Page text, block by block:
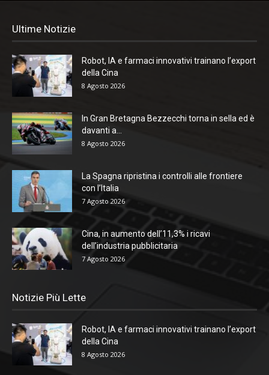
Ultime Notizie
Robot, IA e farmaci innovativi trainano l’export
della Cina
8 Agosto 2026
In Gran Bretagna Bezzecchi torna in sella ed è
davanti a...
8 Agosto 2026
La Spagna ripristina i controlli alle frontiere
con l’Italia
7 Agosto 2026
Cina, in aumento dell’11,3% i ricavi
dell’industria pubblicitaria
7 Agosto 2026
Notizie Più Lette
Robot, IA e farmaci innovativi trainano l’export
della Cina
8 Agosto 2026